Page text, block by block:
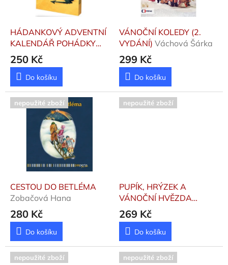
HÁDANKOVÝ ADVENTNÍ
KALENDÁŘ POHÁDKY
Bendula, Petula
250 Kč
Do košíku
VÁNOČNÍ KOLEDY (2.
VYDÁNÍ) Váchová Šárka
299 Kč
Do košíku
nepoužité zboží
CESTOU DO BETLÉMA
Zobačová Hana
280 Kč
Do košíku
nepoužité zboží
PUPÍK, HRÝZEK A
VÁNOČNÍ HVĚZDA
Kaňkovská Kučerová
Tereza
269 Kč
Do košíku
nepoužité zboží nepoužité zboží